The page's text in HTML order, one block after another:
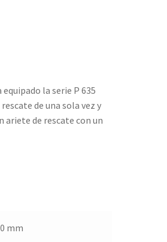
la serie P 635
de una sola vez y
ariete de rescate con un
mm